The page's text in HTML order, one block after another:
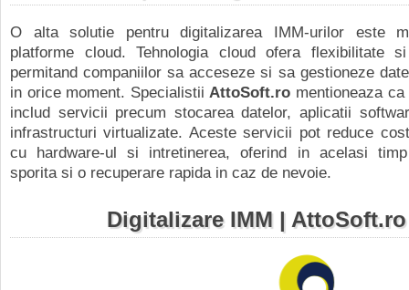
O alta solutie pentru digitalizarea IMM-urilor este
platforme cloud. Tehnologia cloud ofera flexibilitate
permitand companiilor sa acceseze si sa gestioneze
in orice moment. SpecialistiiAttoSoft.ro mentioneaza
includ servicii precum stocarea datelor, aplicatii
infrastructuri virtualizate. Aceste servicii pot reduce
cu hardware-ul si intretinerea, oferind in acelasi
sporita si o recuperare rapida in caz de nevoie.
Digitalizare IMM | AttoSoft.ro